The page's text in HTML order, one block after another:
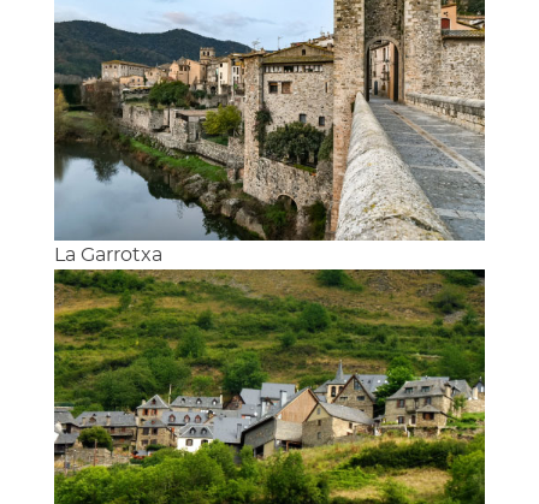
La Garrotxa